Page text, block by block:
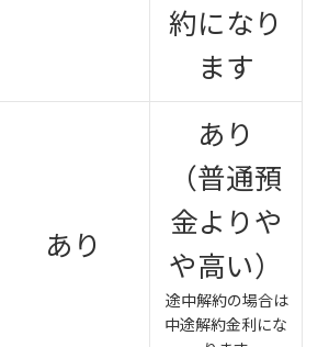
約になり
ます
あり
あり
（普通預
金よりや
や高い）
途中解約の場合は
中途解約金利にな